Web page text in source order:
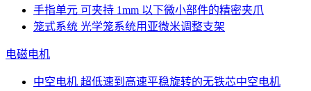
手指单元 可夹持 1mm 以下微小部件的精密夹爪
笼式系统 光学笼系统用亚微米调整支架
电磁电机
中空电机 超低速到高速平稳旋转的无铁芯中空电机